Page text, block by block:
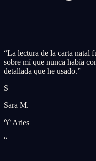
“La lectura de la carta natal
sobre mí que nunca había
detallada que he usado.”
S
Sara M.
♈ Aries
“